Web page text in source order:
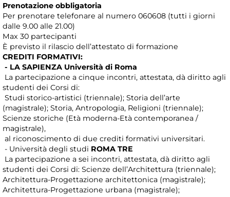
Prenotazione obbligatoria
Per prenotare telefonare al numero 060608 (tutti i giorni
dalle 9.00 alle 21.00)
Max 30 partecipanti
È previsto il rilascio dell’attestato di formazione
CREDITI FORMATIVI:
- LA SAPIENZA Università di Roma
La partecipazione a cinque incontri, attestata, dà diritto agli
studenti dei Corsi di:
Studi storico-artistici (triennale); Storia dell’arte
(magistrale); Storia, Antropologia, Religioni (triennale);
Scienze storiche (Età moderna-Età contemporanea /
magistrale),
al riconoscimento di due crediti formativi universitari.
- Università degli studi ROMA TRE
La partecipazione a sei incontri, attestata, dà diritto agli
studenti dei Corsi di: Scienze dell’Architettura (triennale);
Architettura-Progettazione architettonica (magistrale);
Architettura-Progettazione urbana (magistrale);